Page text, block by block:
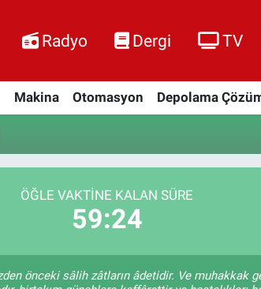
Radyo Dergi TV
Makina Otomasyon Depolama
ÖĞLE VAKTINE KALAN SÜRE
59:23
önceki sâlih zâtların âdetidir. Ve muhakkak